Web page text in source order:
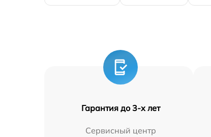
Гарантия до 3-х лет
Сервисный центр